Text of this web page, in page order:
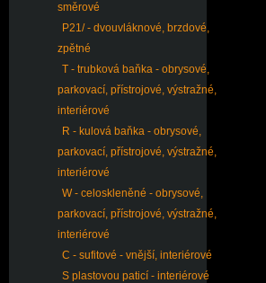
směrové
P21/ - dvouvláknové, brzdové,
zpětné
T - trubková baňka - obrysové,
parkovací, přístrojové, výstražné,
interiérové
R - kulová baňka - obrysové,
parkovací, přístrojové, výstražné,
interiérové
W - celoskleněné - obrysové,
parkovací, přístrojové, výstražné,
interiérové
C - sufitové - vnější, interiérové
S plastovou paticí - interiérové